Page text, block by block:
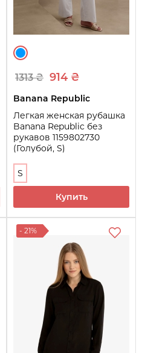
1313 ₴ 914 ₴
Banana Republic
Легкая женская рубашка
Banana Republic без
рукавов 1159802730
(Голубой, S)
S
Купить
- 21%